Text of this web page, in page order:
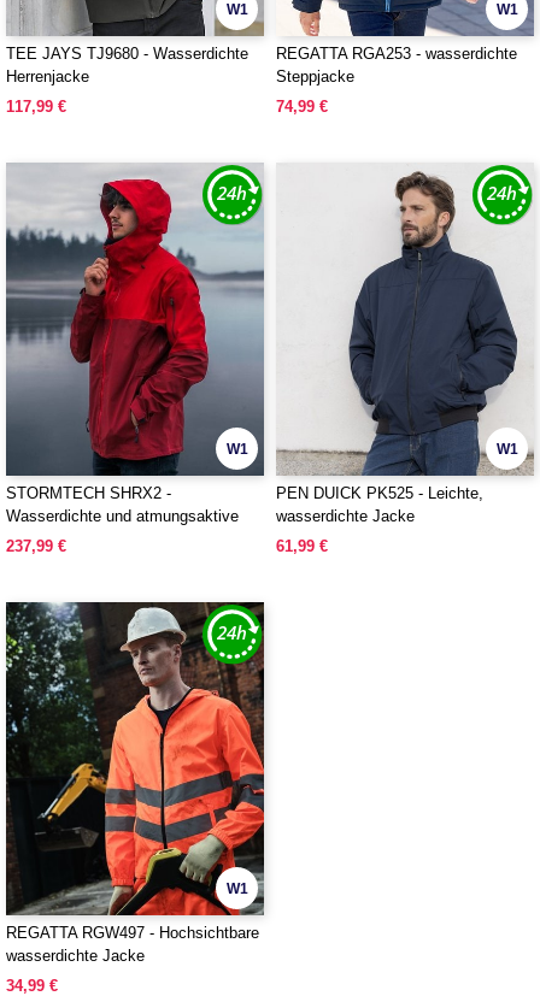
W1
TEE JAYS TJ9680 - Wasserdichte
Herrenjacke
117,99 €
W1
REGATTA RGA253 - wasserdichte
Steppjacke
74,99 €
W1
STORMTECH SHRX2 -
Wasserdichte und atmungsaktive
technische Jacke
237,99 €
W1
PEN DUICK PK525 - Leichte,
wasserdichte Jacke
61,99 €
W1
REGATTA RGW497 - Hochsichtbare
wasserdichte Jacke
34,99 €